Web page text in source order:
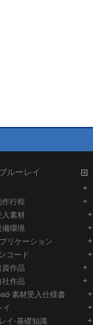
ルーレイ
作行程
入素材
備環境
リケーション
コード
資作品
社作品
素材受入仕様書
イ
イ-基礎知識